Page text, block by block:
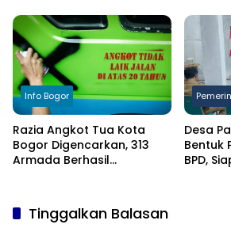
Info Bogor
Razia Angkot Tua Kota
Bogor Digencarkan, 313
Armada Berhasil
Desa
Bentuk
BPD,
Tinggalkan Balasan